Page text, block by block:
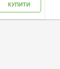
КУПИТИ